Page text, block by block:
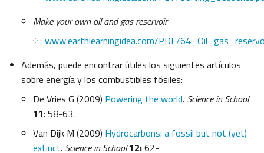
Make your own oil and gas reservoir
www.earthlearningidea.com/PDF/
Además, puede encontrar útiles los siguientes artículos
sobre energía y los combustibles fósiles:
De Vries G (2009) Powering the world. Science in School
11: 58-63.
Van Dijk M (2009) Hydrocarbons: a fossil but not (yet)
extinct. Science in School12:62-